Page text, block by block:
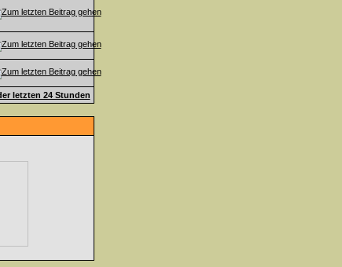
letzten 24 Stunden